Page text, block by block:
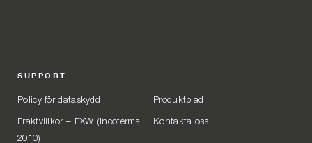
SUPPORT
Policy för dataskydd Produktblad
Fraktvillkor – EXW (Incoterms
2010)
Kontakta oss